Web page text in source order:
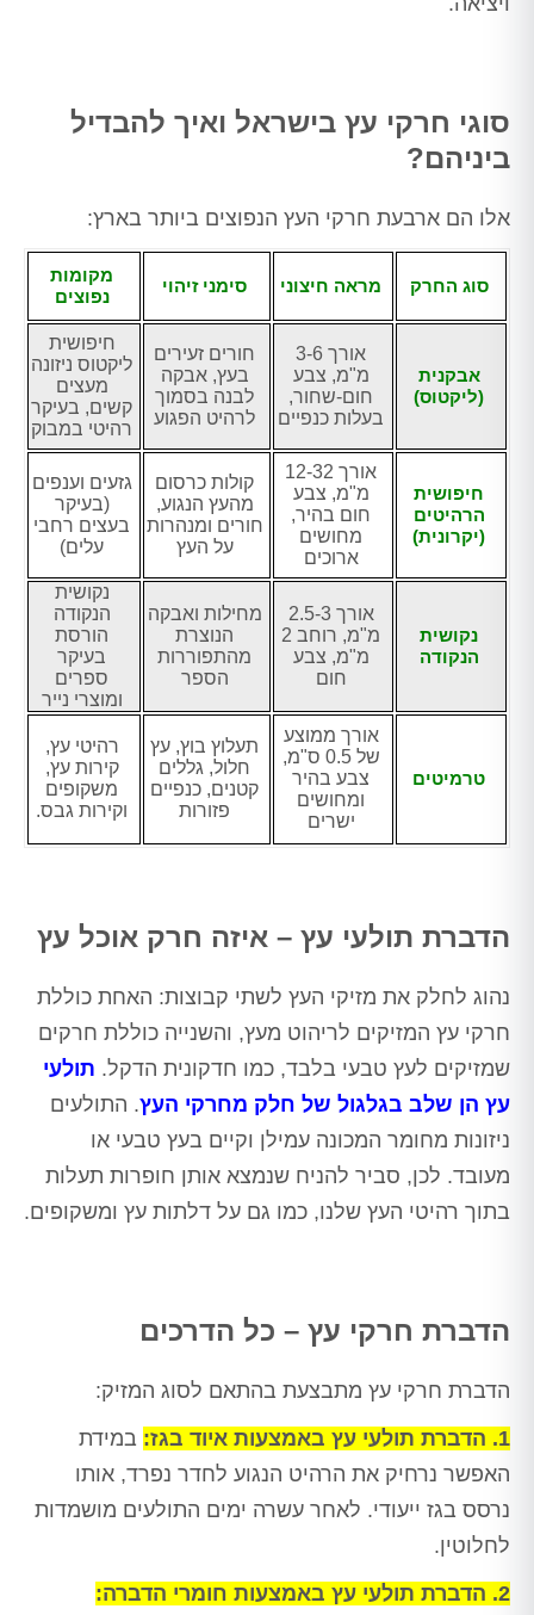
סוגי חרקי עץ בישראל ואיך להבדיל
ביניהם?
אלו הם ארבעת חרקי העץ הנפוצים ביותר בארץ:
סוג החרק מראה חיצוני סימני זיהוי
מקומות
נפוצים
אבקנית
(ליקטוס)
אורך 3-6
מ"מ, צבע
חום-שחור,
בעלות כנפיים
חורים זעירים
בעץ, אבקה
לבנה בסמוך
לרהיט הפגוע
חיפושית
ליקטוס ניזונה
מעצים
קשים, בעיקר
רהיטי במבוק
חיפושית
הרהיטים
(יקרונית)
אורך 12-32
מ"מ, צבע
חום בהיר,
מחושים
ארוכים
קולות כרסום
מהעץ הנגוע,
חורים ומנהרות
על העץ
גזעים וענפים
(בעיקר
בעצים רחבי
עלים)
נקושית
הנקודה
אורך 2.5-3
מ"מ, רוחב 2
מ"מ, צבע
חום
מחילות ואבקה
הנוצרת
מהתפוררות
הספר
נקושית
הנקודה
הורסת
בעיקר
ספרים
ומוצרי נייר
טרמיטים
אורך ממוצע
של 0.5 ס"מ,
צבע בהיר
ומחושים
ישרים
תעלוץ בוץ, עץ
חלול, גללים
קטנים, כנפיים
פזורות
רהיטי עץ,
קירות עץ,
משקופים
וקירות גבס.
הדברת תולעי עץ – איזה חרק אוכל עץ
נהוג לחלק את מזיקי העץ לשתי קבוצות: האחת כוללת
חרקי עץ המזיקים לריהוט מעץ, והשנייה כוללת חרקים
שמזיקים לעץ טבעי בלבד, כמו חדקונית הדקל. תולעי
עץ הן שלב בגלגול של חלק מחרקי העץ. התולעים
ניזונות מחומר המכונה עמילן וקיים בעץ טבעי או
מעובד. לכן, סביר להניח שנמצא אותן חופרות תעלות
בתוך רהיטי העץ שלנו, כמו גם על דלתות עץ ומשקופים.
הדברת חרקי עץ – כל הדרכים
הדברת חרקי עץ מתבצעת בהתאם לסוג המזיק:
1. הדברת תולעי עץ באמצעות איוד בגז:
במידת
האפשר נרחיק את הרהיט הנגוע לחדר נפרד, אותו
נרסס בגז ייעודי. לאחר עשרה ימים התולעים מושמדות
לחלוטין.
2. הדברת תולעי עץ באמצעות חומרי הדברה: